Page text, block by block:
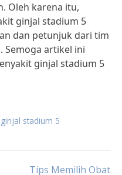
Oleh karena itu,
ginjal stadium 5
dan petunjuk dari tim
Semoga artikel ini
ginjal stadium 5
stadium 5
Tips Memilih Obat